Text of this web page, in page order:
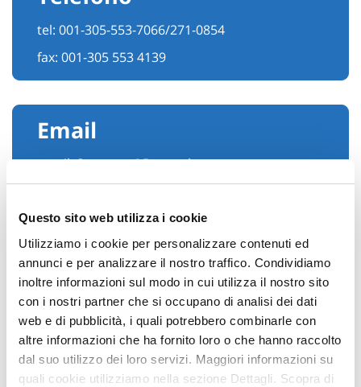
Questo sito web utilizza i cookie
Utilizziamo i cookie per personalizzare contenuti ed
annunci e per analizzare il nostro traffico. Condividiamo
inoltre informazioni sul modo in cui utilizza il nostro sito
con i nostri partner che si occupano di analisi dei dati
web e di pubblicità, i quali potrebbero combinarle con
altre informazioni che ha fornito loro o che hanno raccolto
dal suo utilizzo dei loro servizi. Maggiori informazioni su
quali cookie utilizziamo nella sezione Dettagli. Scopra di
tel: 001-305-553-7066/271-0854
fax: 001-305 553 4139
Email
email:Surveyor@Donmahoney.com
Hai bisogno di